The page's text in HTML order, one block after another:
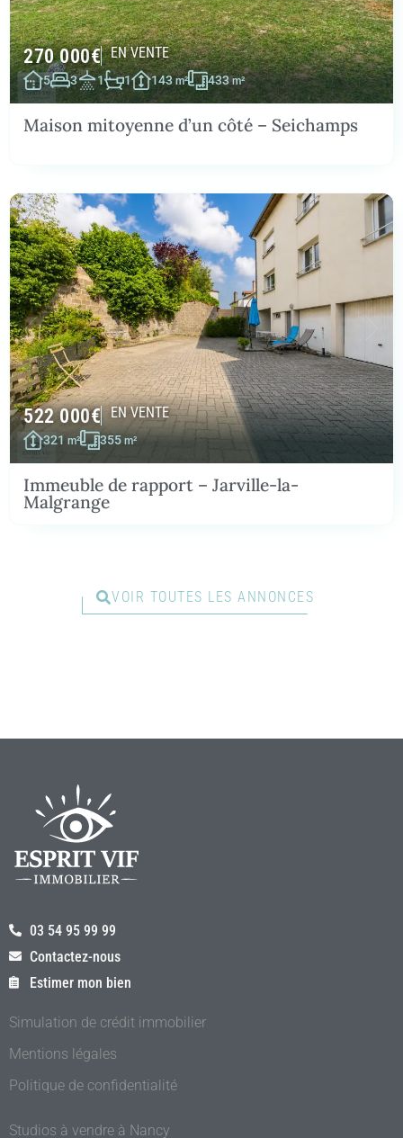
270 000€ EN VENTE
5 3 1 1 143 m² 433m²
Maison mitoyenne d’un côté – Seichamps
522 000€ EN VENTE
321m² 355 m²
Immeuble de rapport – Jarville-la-
Malgrange
VOIR TOUTES LES ANNONCES
03 54 95 99 99
Contactez-nous
Estimer mon bien
Simulation de crédit immobilier
Mentions légales
Politique de confidentialité
Studios à vendre à Nancy